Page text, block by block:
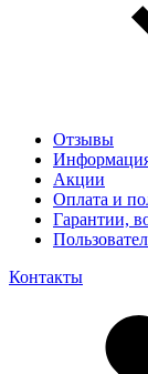
Отзывы
Акции
Оплата и
Гарантии,
Контакты